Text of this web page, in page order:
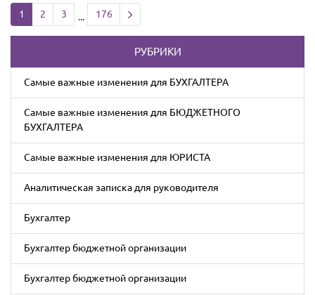
1 2 3 ... 176 Next page
РУБРИКИ
Cамые важные изменения для БУХГАЛТЕРА
Cамые важные изменения для БЮДЖЕТНОГО
БУХГАЛТЕРА
Cамые важные изменения для ЮРИСТА
Аналитическая записка для руководителя
Бухгалтер
Бухгалтер бюджетной организации
Бухгалтер бюджетной организации